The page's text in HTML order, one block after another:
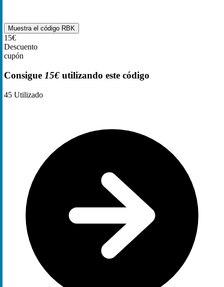
Muestra el código RBK
15€
Descuento
cupón
Consigue 15€ utilizando este código
45 Utilizado